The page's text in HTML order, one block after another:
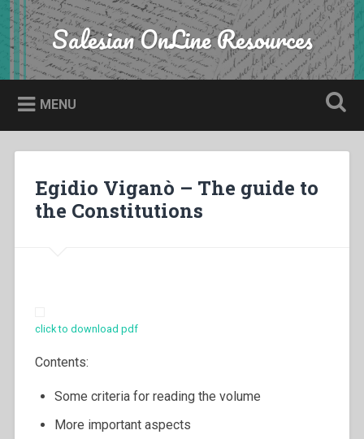
Skip
to
content
Search Salesian OnLine Resources
MENU
Egidio Viganò – The guide to
the Constitutions
click to download pdf
Contents:
Some criteria for reading the volume
More important aspects